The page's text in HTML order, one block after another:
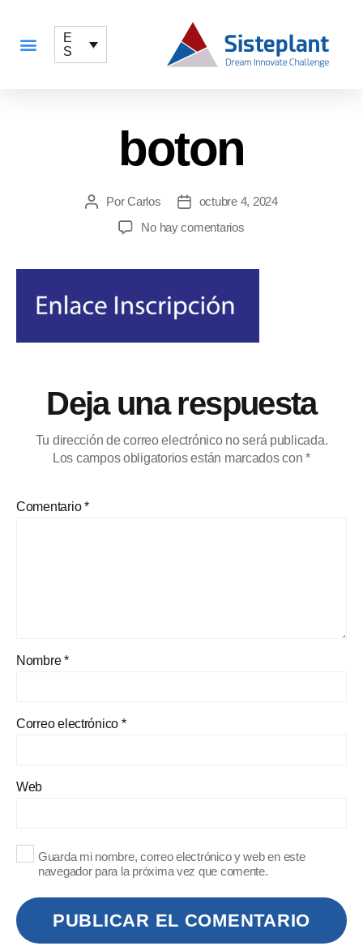
E
S
boton
PorCarlos
octubre 4, 2024
No hay comentarios
Deja una respuesta
Tu dirección de correo electrónico no será publicada.
Los campos obligatorios están marcados con*
Comentario*
Nombre*
Correo electrónico *
Web
Guarda mi nombre, correo electrónico y web en este
navegador para la próxima vez que comente.